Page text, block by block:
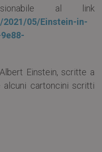
al link
05/Einstein-in-
Einstein, scritte a
alcuni cartoncini scritti